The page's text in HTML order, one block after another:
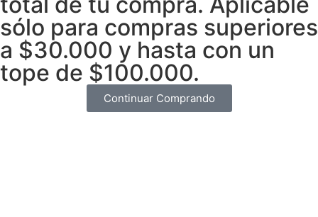
sólo para compras superiores
a $30.000 y hasta con un
tope de $100.000.
Continuar Comprando